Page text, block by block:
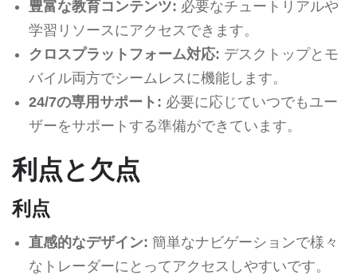
豊富な教育コンテンツ: 必要なチュートリアルや
学習リソースにアクセスできます。
クロスプラットフォーム対応: デスクトップとモ
バイル両方でシームレスに機能します。
24/7の専用サポート: 必要に応じていつでもユー
ザーをサポートする準備ができています。
利点と欠点
利点
直感的なデザイン: 簡単なナビゲーションで様々
なトレーダーにとってアクセスしやすいです。